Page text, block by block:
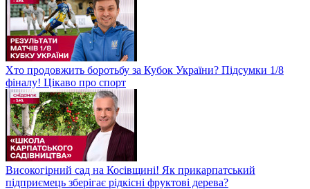
Хто продовжить боротьбу за Кубок України? Підсумки 1/8
фіналу! Цікаво про спорт
Високогірний сад на Косівщині! Як прикарпатський
підприємець зберігає рідкісні фруктові дерева?